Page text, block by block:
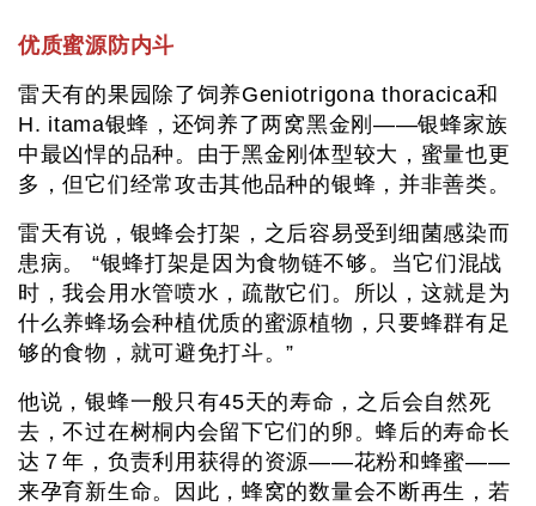
优质蜜源防内斗
雷天有的果园除了饲养Geniotrigona thoracica和
H. itama银蜂，还饲养了两窝黑金刚——银蜂家族
中最凶悍的品种。由于黑金刚体型较大，蜜量也更
多，但它们经常攻击其他品种的银蜂，并非善类。
雷天有说，银蜂会打架，之后容易受到细菌感染而
患病。 “银蜂打架是因为食物链不够。当它们混战
时，我会用水管喷水，疏散它们。所以，这就是为
什么养蜂场会种植优质的蜜源植物，只要蜂群有足
够的食物，就可避免打斗。”
他说，银蜂一般只有45天的寿命，之后会自然死
去，不过在树桐内会留下它们的卵。蜂后的寿命长
达７年，负责利用获得的资源——花粉和蜂蜜——
来孕育新生命。因此，蜂窝的数量会不断再生，若